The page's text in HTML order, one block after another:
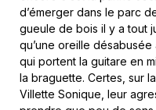
d’émerger dans le parc
gueule de bois il y a tout
qu’une oreille
qui portent la guitare en
la braguette. Certes, sur
Villette Sonique, leur